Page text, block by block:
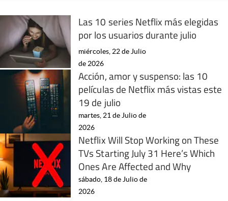
Las 10 series Netflix más elegidas
por los usuarios durante julio
miércoles, 22 de Julio
de 2026
Acción, amor y suspenso: las 10
películas de Netflix más vistas este
19 de julio
martes, 21 de Julio de
2026
Netflix Will Stop Working on These
TVs Starting July 31 Here’s Which
Ones Are Affected and Why
sábado, 18 de Julio de
2026